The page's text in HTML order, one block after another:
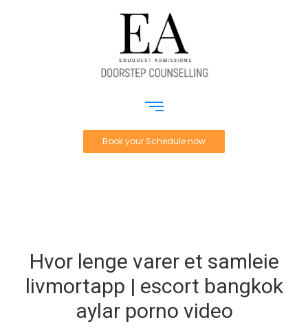
Book your Schedule now
Hvor lenge varer et samleie
livmortapp | escort bangkok
aylar porno video